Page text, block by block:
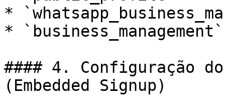
*
* `business_management`
#### 4. Configuração
(Embedded Signup)